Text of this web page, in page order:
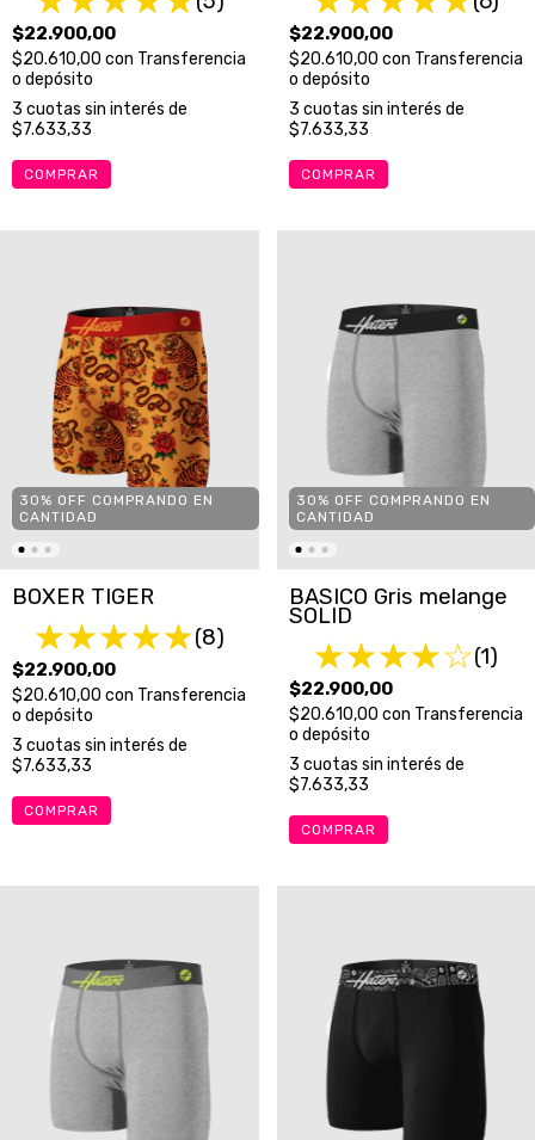
$22.900,00
$20.610,00 con Transferencia
o depósito
3 cuotas sin interés de
$7.633,33
COMPRAR
$22.900,00
$20.610,00 con Transferencia
o depósito
3 cuotas sin interés de
$7.633,33
COMPRAR
30% OFF COMPRANDO EN
CANTIDAD
BOXER TIGER
(8)
$22.900,00
$20.610,00 con Transferencia
o depósito
3 cuotas sin interés de
$7.633,33
COMPRAR
30% OFF COMPRANDO EN
CANTIDAD
BASICO Gris melange
SOLID
(1)
$22.900,00
$20.610,00 con Transferencia
o depósito
3 cuotas sin interés de
$7.633,33
COMPRAR